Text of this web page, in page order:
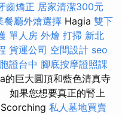
齒矯正 居家清潔300元
餐廳外燴選擇 Hagia 雙下
單人房 外燴 打掃 新北
貨運公司 空間設計 seo
證台中 腳底按摩證照課
的巨大圓頂和藍色清真寺
如果您想要真正的腎上
私人墓地買賣